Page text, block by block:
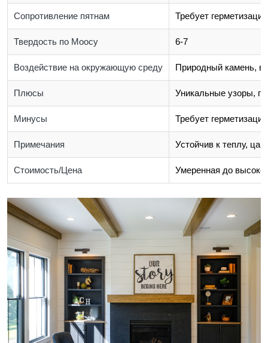
Сопротивление пятнам Требует
Твердость по Моосу 6-7
Воздействие на окружающую среду Природный камень,
Плюсы Уникальные узоры,
Минусы Требует
Примечания Устойчив к теплу,
Стоимость/Цена Умеренная до